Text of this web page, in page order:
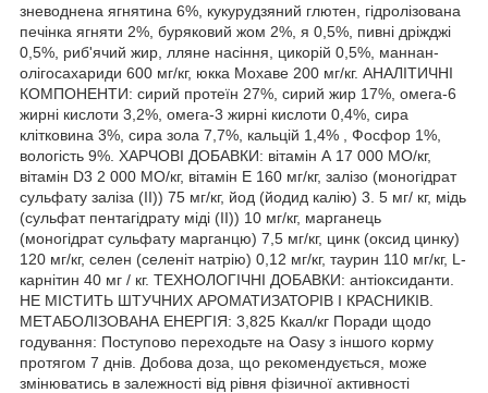
зневоднена ягнятина 6%, кукурудзяний глютен, гідролізована
печінка ягняти 2%, буряковий жом 2%, я 0,5%, пивні дріжджі
0,5%, риб'ячий жир, лляне насіння, цикорій 0,5%, маннан-
олігосахариди 600 мг/кг, юкка Мохаве 200 мг/кг. АНАЛІТИЧНІ
КОМПОНЕНТИ: сирий протеїн 27%, сирий жир 17%, омега-6
жирні кислоти 3,2%, омега-3 жирні кислоти 0,4%, сира
клітковина 3%, сира зола 7,7%, кальцій 1,4% , Фосфор 1%,
вологість 9%. ХАРЧОВІ ДОБАВКИ: вітамін А 17 000 МО/кг,
вітамін D3 2 000 МО/кг, вітамін Е 160 мг/кг, залізо (моногідрат
сульфату заліза (II)) 75 мг/кг, йод (йодид калію) 3. 5 мг/ кг, мідь
(сульфат пентагідрату міді (II)) 10 мг/кг, марганець
(моногідрат сульфату марганцю) 7,5 мг/кг, цинк (оксид цинку)
120 мг/кг, селен (селеніт натрію) 0,12 мг/кг, таурин 110 мг/кг, L-
карнітин 40 мг / кг. ТЕХНОЛОГІЧНІ ДОБАВКИ: антіоксиданти.
НЕ МІСТИТЬ ШТУЧНИХ АРОМАТИЗАТОРІВ І КРАСНИКІВ.
МЕТАБОЛІЗОВАНА ЕНЕРГІЯ: 3,825 Ккал/кг Поради щодо
годування: Поступово переходьте на Oasy з іншого корму
протягом 7 днів. Добова доза, що рекомендується, може
змінюватись в залежності від рівня фізичної активності